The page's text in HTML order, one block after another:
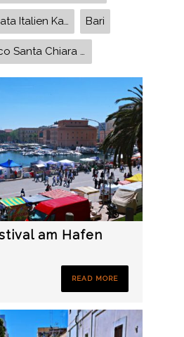
Apulien Basilikata Italien Kalabrien Matera Ostuni Cosenza Paola Gravina in Puglia James Bond Alberobello Altamura Materna Franca Bari
Forno Antico Santa Chiara Kathedrale Santa Maria Assunta Regina Schrecker Martina Franca Cisternino Ostuni Palazzo Ducale Alberobello Trulli
am Hafen
READ MORE